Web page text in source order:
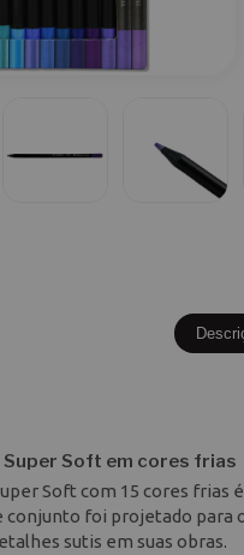
Soft em cores frias
Soft com 15 cores
conjunto foi projetado
sutis em suas obras.